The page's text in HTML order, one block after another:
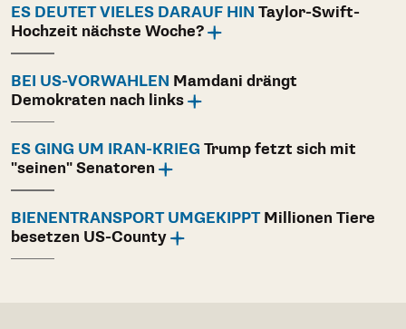
ES DEUTET VIELES DARAUF HIN Taylor-Swift-
Hochzeit nächste Woche?
BEI US-VORWAHLEN Mamdani drängt
Demokraten nach links
ES GING UM IRAN-KRIEG Trump fetzt sich mit
"seinen" Senatoren
BIENENTRANSPORT UMGEKIPPTMillionen Tiere
besetzen US-County